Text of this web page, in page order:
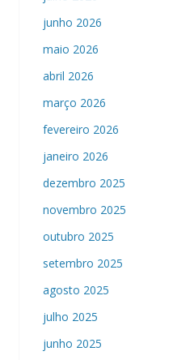
junho 2026
maio 2026
abril 2026
março 2026
fevereiro 2026
janeiro 2026
dezembro 2025
novembro 2025
outubro 2025
setembro 2025
agosto 2025
julho 2025
junho 2025